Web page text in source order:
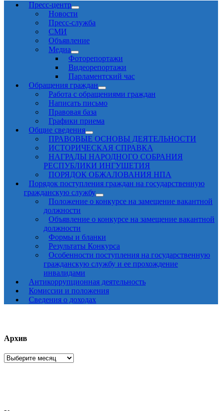
Пресс-центр
Новости
Пресс-служба
СМИ
Объявление
Медиа
Фоторепортажи
Видеорепортажи
Парламентский час
Обращения граждан
Работа с обращениями граждан
Написать письмо
Правовая база
Графики приема
Общие сведения
ПРАВОВЫЕ ОСНОВЫ ДЕЯТЕЛЬНОСТИ
ИСТОРИЧЕСКАЯ СПРАВКА
НАГРАДЫ НАРОДНОГО СОБРАНИЯ
РЕСПУБЛИКИ ИНГУШЕТИЯ
ПОРЯДОК ОБЖАЛОВАНИЯ НПА
Порядок поступления граждан на государственную
гражданскую службу
Положение о конкурсе на замещение вакантной
должности
Объявление о конкурсе на замещение вакантной
должности
Формы и бланки
Результаты Конкурса
Особенности поступления на государственную
гражданскую службу и ее прохождение
инвалидами
Антикоррупционная деятельность
Комиссии и положения
Сведения о доходах
Архив
Архив